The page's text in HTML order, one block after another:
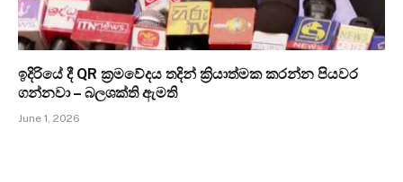
ඉදිරියේ දී QR ක්‍රමවේදය තදින් ක්‍රියාත්මක කරන්න පියවර
ගන්නවා – බලශක්ති ඇමති
June 1, 2026